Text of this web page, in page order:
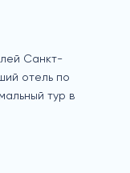
Санкт-
отель по
тур в